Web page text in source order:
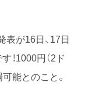
が16日、17日
！1000円（2ド
能とのこと。